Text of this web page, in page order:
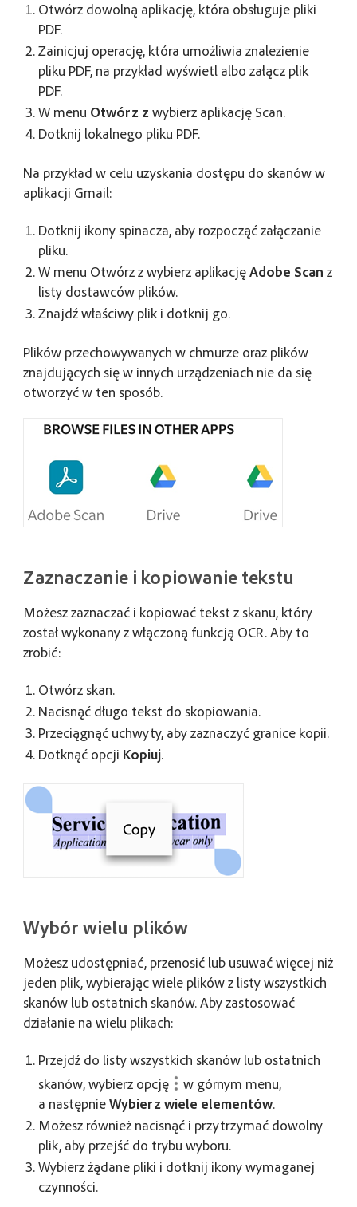
Otwórz dowolną aplikację, która obsługuje pliki
PDF.
Zainicjuj operację, która umożliwia znalezienie
pliku PDF, na przykład wyświetl albo załącz plik
PDF.
W menu Otwórz zwybierz aplikację Scan.
Dotknij lokalnego pliku PDF.
Na przykład w celu uzyskania dostępu do skanów w
aplikacji Gmail:
Dotknij ikony spinacza, aby rozpocząć załączanie
pliku.
W menu Otwórz zwybierz aplikacjęAdobe Scan z
listy dostawców plików.
Znajdź właściwy plik i dotknij go.
Plików przechowywanych w chmurze oraz plików
znajdujących się w innych urządzeniach nie da się
otworzyć w ten sposób.
Zaznaczanie i kopiowanie tekstu
Możesz zaznaczać i kopiować tekst z skanu, który
został wykonany z włączoną funkcją OCR. Aby to
zrobić:
Otwórz skan.
Nacisnąć długo tekst do skopiowania.
Przeciągnąć uchwyty, aby zaznaczyć granice kopii.
Dotknąć opcji Kopiuj.
Wybór wielu plików
Możesz udostępniać, przenosić lub usuwać więcej niż
jeden plik, wybierając wiele plików z listy wszystkich
skanów lub ostatnich skanów. Aby zastosować
działanie na wielu plikach:
Przejdź do listy wszystkich skanów lub ostatnich
skanów, wybierz opcję
w górnym menu,
a następnieWybierz wiele elementów.
Możesz również nacisnąć i przytrzymać dowolny
plik, aby przejść do trybu wyboru.
Wybierz żądane pliki i dotknij ikony wymaganej
czynności.